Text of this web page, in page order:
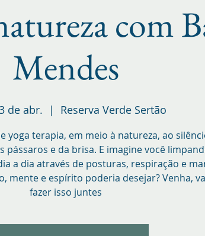
com
Mendes
de abr.
  |
Reserva Verde Sertão
yoga terapia, em meio à natureza, ao
pássaros e da brisa. E imagine você
a dia através de posturas, respiração e
mente e espírito poderia desejar? Venha,
fazer isso juntes